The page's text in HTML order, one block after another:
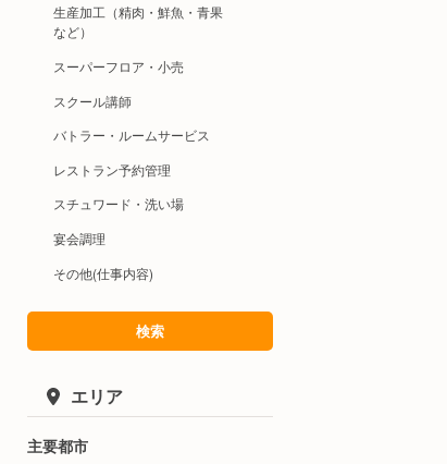
生産加工（精肉・鮮魚・青果
など）
スーパーフロア・小売
スクール講師
バトラー・ルームサービス
レストラン予約管理
スチュワード・洗い場
宴会調理
その他(仕事内容)
検索
エリア
主要都市